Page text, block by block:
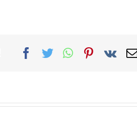
Facebook
TwitterWhatsAppPinterest
Vk